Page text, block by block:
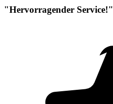
"Hervorragender Service!"